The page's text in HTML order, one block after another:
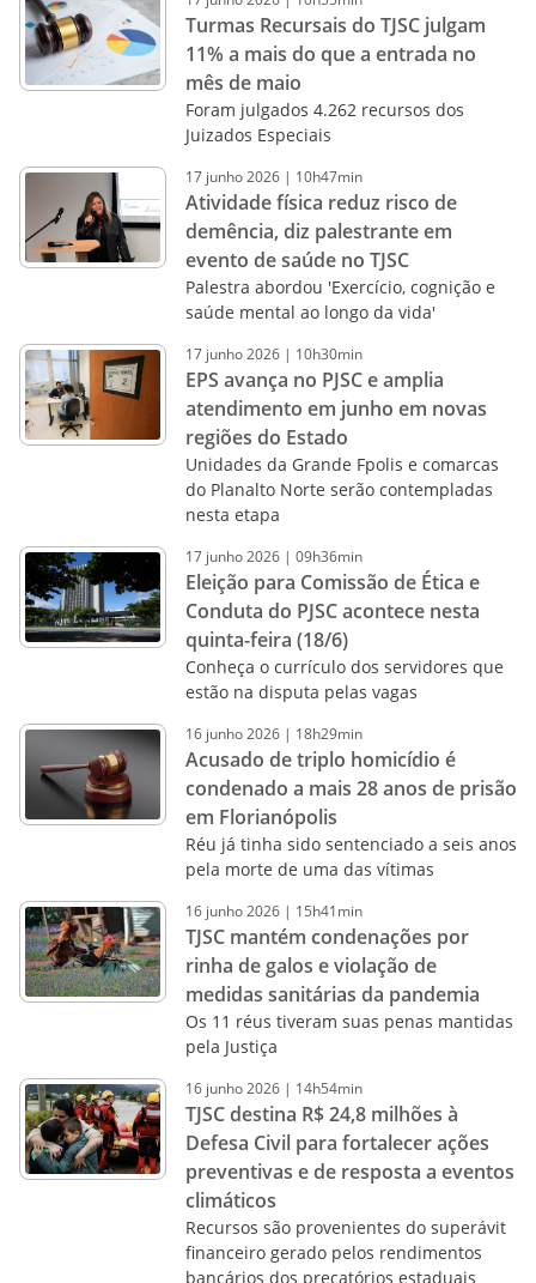
Turmas Recursais do TJSC julgam
11% a mais do que a entrada no
mês de maio
Foram julgados 4.262 recursos dos
Juizados Especiais
17 junho2026 | 10h47min
Atividade física reduz risco de
demência, diz palestrante em
evento de saúde no TJSC
Palestra abordou 'Exercício, cognição e
saúde mental ao longo da vida'
17 junho2026 | 10h30min
EPS avança no PJSC e amplia
atendimento em junho em novas
regiões do Estado
Unidades da Grande Fpolis e comarcas
do Planalto Norte serão contempladas
nesta etapa
17 junho2026 | 09h36min
Eleição para Comissão de Ética e
Conduta do PJSC acontece nesta
quinta-feira (18/6)
Conheça o currículo dos servidores que
estão na disputa pelas vagas
16 junho2026 | 18h29min
Acusado de triplo homicídio é
condenado a mais 28 anos de prisão
em Florianópolis
Réu já tinha sido sentenciado a seis anos
pela morte de uma das vítimas
16 junho2026 | 15h41min
TJSC mantém condenações por
rinha de galos e violação de
medidas sanitárias da pandemia
Os 11 réus tiveram suas penas mantidas
pela Justiça
16 junho2026 | 14h54min
TJSC destina R$ 24,8 milhões à
Defesa Civil para fortalecer ações
preventivas e de resposta a eventos
climáticos
Recursos são provenientes do superávit
financeiro gerado pelos rendimentos
bancários dos precatórios estaduais